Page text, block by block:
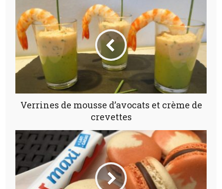
Verrines de mousse d’avocats et crème de
crevettes